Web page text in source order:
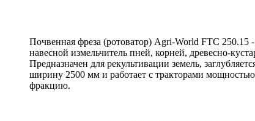
Почвенная фреза (ротоватор) Agri-World FTC 250.15
навесной измельчитель пней, корней, древесно-
Предназначен для рекультивации земель,
ширину 2500 мм и работает с тракторами
фракцию.